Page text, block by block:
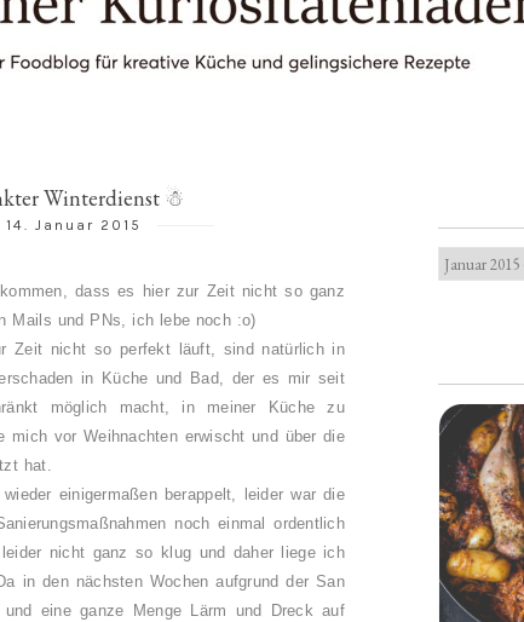
Winterdienst ☃
Januar 2015
dass es hier zur Zeit nicht so ganz
Mails und PNs, ich lebe noch :o)
Zeit nicht so perfekt läuft, sind natürlich in
in Küche und Bad, der es mir seit
möglich macht, in meiner Küche zu
mich vor Weihnachten erwischt und über die
hat.
einigermaßen berappelt, leider war die
noch einmal ordentlich
nicht ganz so klug und daher liege ich
in den nächsten Wochen aufgrund der San
und eine ganze Menge Lärm und Dreck auf